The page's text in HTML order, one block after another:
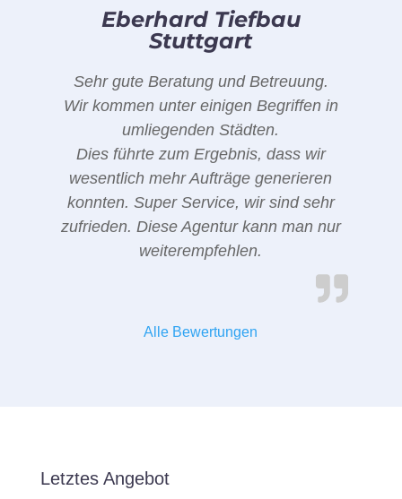
Eberhard Tiefbau
Stuttgart
Sehr gute Beratung und Betreuung.
Wir kommen unter einigen Begriffen in
umliegenden Städten.
Dies führte zum Ergebnis, dass wir
wesentlich mehr Aufträge generieren
konnten. Super Service, wir sind sehr
zufrieden. Diese Agentur kann man nur
weiterempfehlen.
Alle Bewertungen
Letztes Angebot